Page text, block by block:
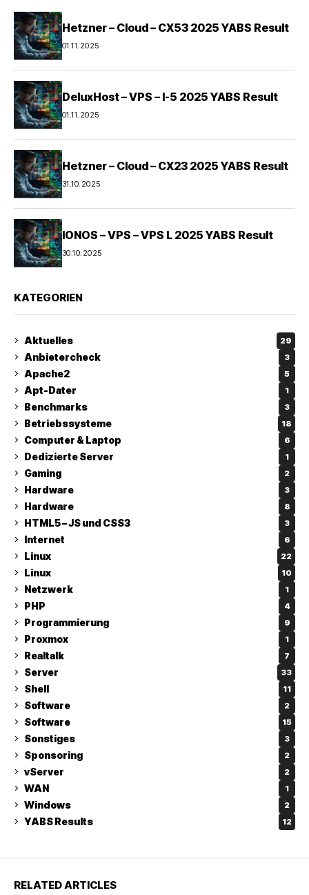
Hetzner – Cloud – CX53 2025 YABS Result
01.11.2025
DeluxHost – VPS – I-5 2025 YABS Result
01.11.2025
Hetzner – Cloud – CX23 2025 YABS Result
31.10.2025
IONOS – VPS – VPS L 2025 YABS Result
30.10.2025
KATEGORIEN
Aktuelles 29
Anbietercheck 3
Apache2 5
Apt-Dater 1
Benchmarks 3
Betriebssysteme 18
Computer & Laptop 6
Dedizierte Server 1
Gaming 2
Hardware 3
Hardware 8
HTML5 – JS und CSS3 3
Internet 6
Linux 22
Linux 10
Netzwerk 1
PHP 4
Programmierung 9
Proxmox 1
Realtalk 7
Server 33
Shell 11
Software 2
Software 15
Sonstiges 3
Sponsoring 2
vServer 2
WAN 1
Windows 2
YABS Results 12
RELATED ARTICLES